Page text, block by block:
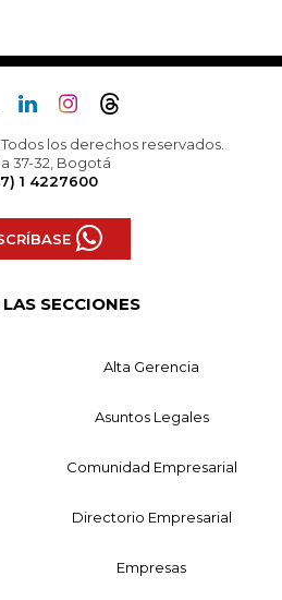
los derechos reservados.
37-32, Bogotá
1 4227600
SECCIONES
Alta Gerencia
Asuntos Legales
Comunidad Empresarial
Directorio Empresarial
Empresas